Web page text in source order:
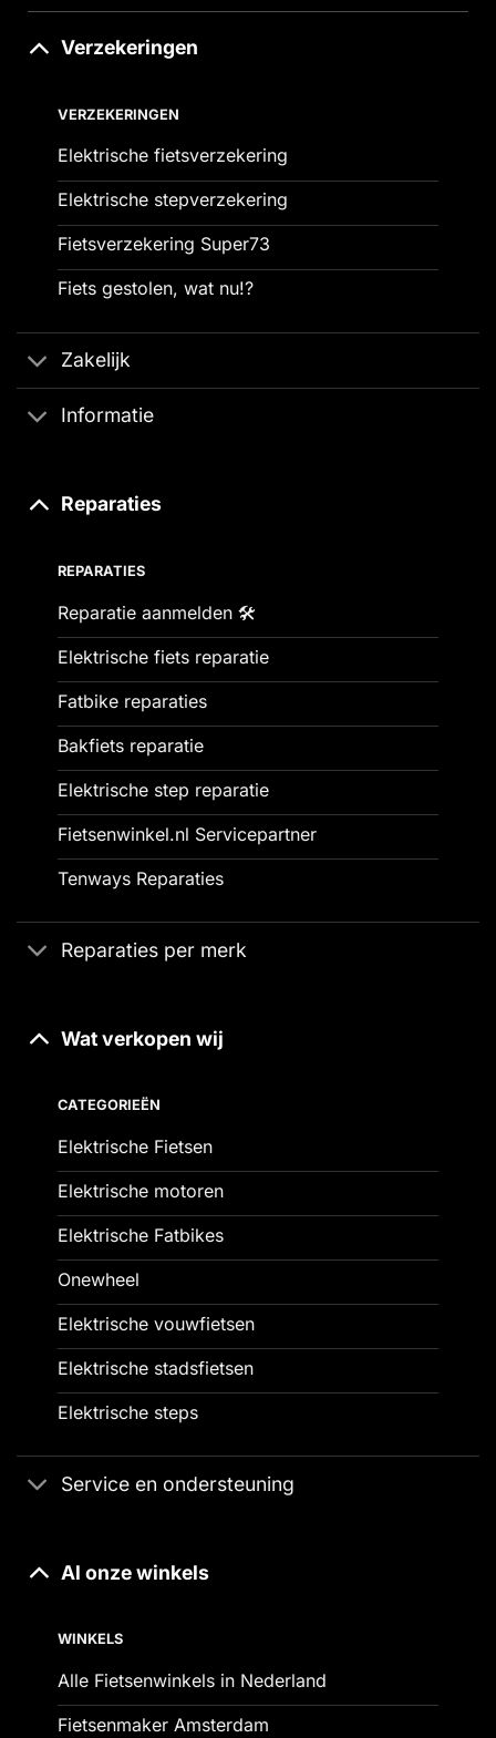
Verzekeringen
VERZEKERINGEN
Elektrische fietsverzekering
Elektrische stepverzekering
Fietsverzekering Super73
Fiets gestolen, wat nu!?
Zakelijk
Informatie
Reparaties
REPARATIES
Reparatie aanmelden 🛠️
Elektrische fiets reparatie
Fatbike reparaties
Bakfiets reparatie
Elektrische step reparatie
Fietsenwinkel.nl Servicepartner
Tenways Reparaties
Reparaties per merk
Wat verkopen wij
CATEGORIEËN
Elektrische Fietsen
Elektrische motoren
Elektrische Fatbikes
Onewheel
Elektrische vouwfietsen
Elektrische stadsfietsen
Elektrische steps
Service en ondersteuning
Al onze winkels
WINKELS
Alle Fietsenwinkels in Nederland
Fietsenmaker Amsterdam